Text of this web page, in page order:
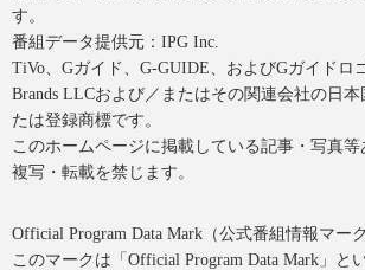
す。
番組データ提供元：IPG Inc.
TiVo、Gガイド、G-GUIDE、およびGガイドロ
Brands LLCおよび／またはその関連会社の日
たは登録商標です。
このホームページに掲載している記事・写真
複写・転載を禁じます。
Official Program Data Mark（公式番組情報マーク
このマークは「Official Program Data Mark」と